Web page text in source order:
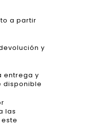
a partir
y
entrega y
disponible
las